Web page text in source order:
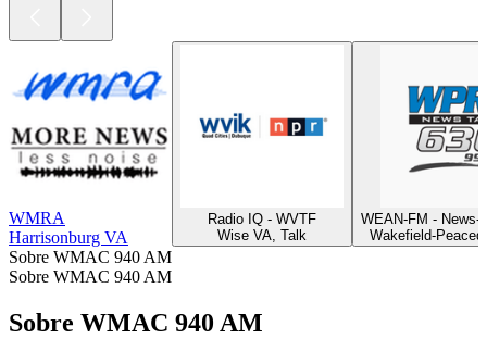
WMRA
Harrisonburg VA
Radio IQ - WVTF
Wise VA, Talk
WEAN-FM - News-
Wakefield-
Sobre WMAC 940 AM
Sobre WMAC 940 AM
Sobre WMAC 940 AM